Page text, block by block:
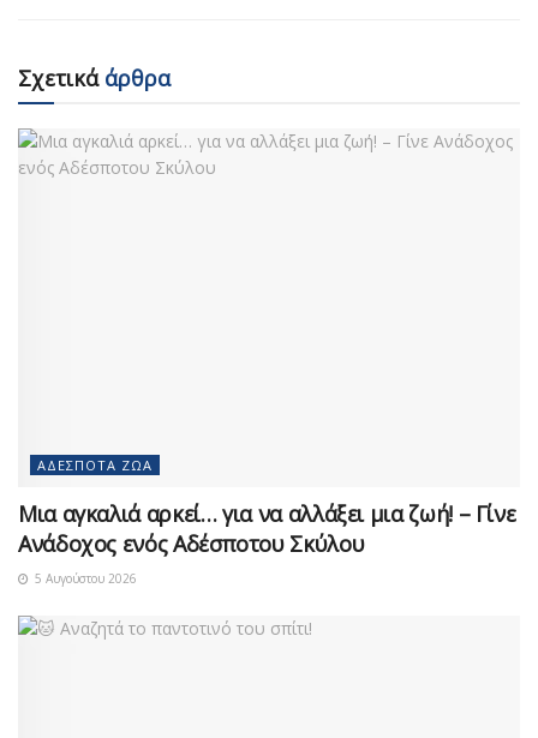
Σχετικάάρθρα
ΑΔΈΣΠΟΤΑ ΖΏΑ
Μια αγκαλιά αρκεί… για να αλλάξει μια ζωή! – Γίνε
Ανάδοχος ενός Αδέσποτου Σκύλου
5 Αυγούστου 2026